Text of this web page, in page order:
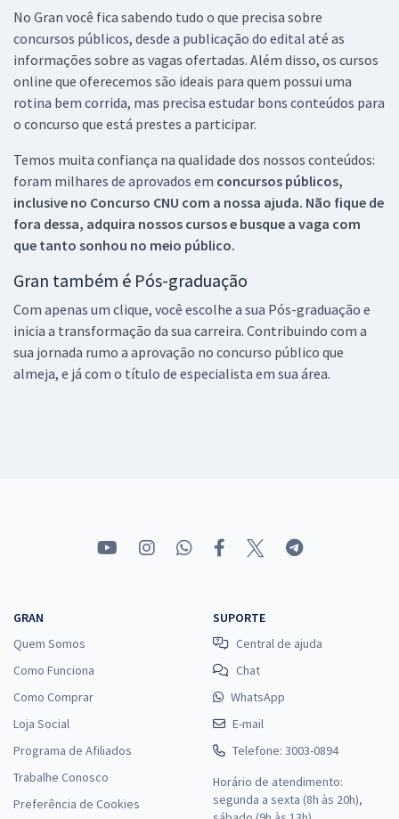
No Gran você fica sabendo tudo o que precisa sobre
concursos públicos, desde a publicação do edital até as
informações sobre as vagas ofertadas. Além disso, os cursos
online que oferecemos são ideais para quem possui uma
rotina bem corrida, mas precisa estudar bons conteúdos para
o concurso que está prestes a participar.
Temos muita confiança na qualidade dos nossos conteúdos:
foram milhares de aprovados em concursos públicos,
inclusive no Concurso CNU com a nossa ajuda. Não fique de
fora dessa, adquira nossos cursos e busque a vaga com
que tanto sonhou no meio público.
Gran também é Pós-graduação
Com apenas um clique, você escolhe a sua Pós-graduação e
inicia a transformação da sua carreira. Contribuindo com a
sua jornada rumo a aprovação no concurso público que
almeja, e já com o título de especialista em sua área.
GRAN
Quem Somos
Como Funciona
Como Comprar
Loja Social
Programa de Afiliados
Trabalhe Conosco
Preferência de Cookies
SUPORTE
Central de ajuda
Chat
WhatsApp
E-mail
Telefone: 3003-0894
Horário de atendimento:
segunda a sexta (8h às 20h),